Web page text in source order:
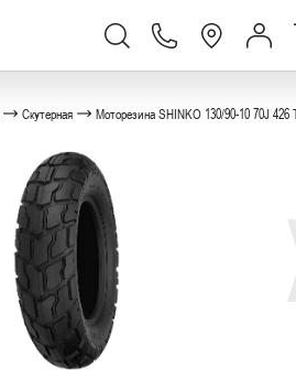
Скутерная Моторезина SHINKO 130/90-10 70J 426